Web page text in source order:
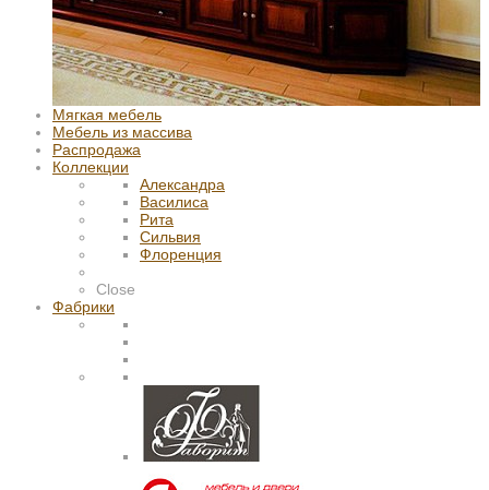
Мягкая мебель
Мебель из массива
Распродажа
Коллекции
Александра
Василиса
Рита
Сильвия
Флоренция
Close
Фабрики